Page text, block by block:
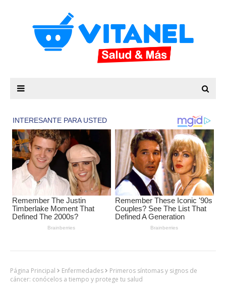
Página Principal Enfermedades
Primeros síntomas y signos de
cáncer: conócelos a tiempo y protege tu salud